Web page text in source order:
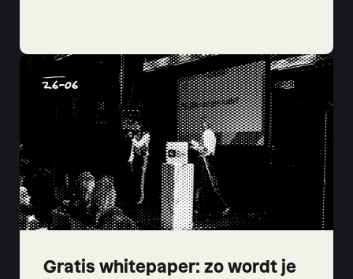
Gratis whitepaper: zo wordt je
26-06